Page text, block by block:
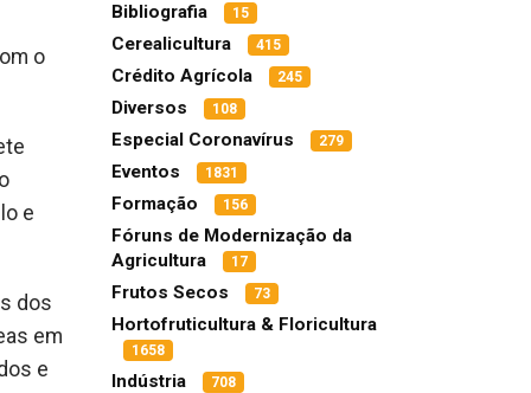
o
e
dos
em
e
Bibliografia 15
Cerealicultura 415
Crédito Agrícola 245
Diversos 108
Especial Coronavírus 279
Eventos 1831
Formação 156
Fóruns de Modernização da
Agricultura
17
Frutos Secos 73
Hortofruticultura & Floricultura
1658
Indústria 708